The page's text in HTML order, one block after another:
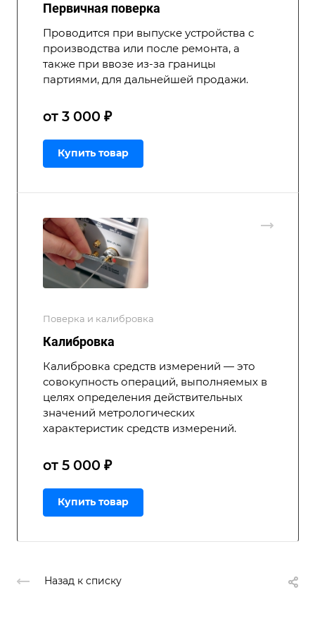
Первичная поверка
Проводится при выпуске устройства с
производства или после ремонта, а
также при ввозе из-за границы
партиями, для дальнейшей продажи.
от 3 000 ₽
Купить товар
Поверка и калибровка
Калибровка
Калибровка средств измерений — это
совокупность операций, выполняемых в
целях определения действительных
значений метрологических
характеристик средств измерений.
от 5 000 ₽
Купить товар
Назад к списку